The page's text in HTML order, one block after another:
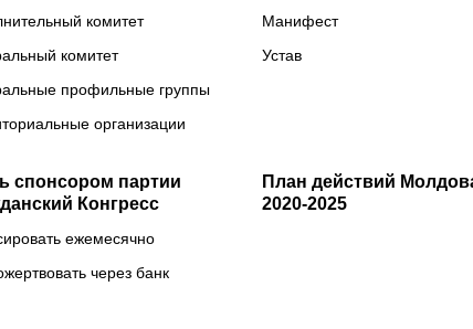
комитет
комитет
профильные группы
организации
Манифест
Устав
спонсором партии
Конгресс
ежемесячно
через банк
План действий
2020-2025